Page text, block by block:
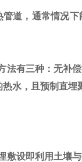
道，通常情况
有三种：无补
水，且预制直埋
设即利用土壤